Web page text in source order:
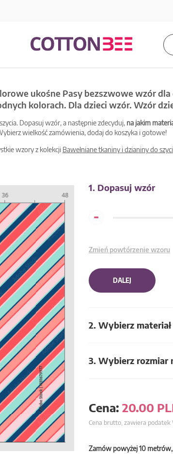
ukośne Pasy bezszwowe wzór
kolorach. Dla dzieci wzór. Wzór
Dopasuj wzór, a następnie zdecyduj, na jakim
wielkość zamówienia, dodaj do koszyka i gotowe!
wzory z kolekcji Bawełniane tkaniny i dzianiny do
1. Dopasuj wzór
-
Zmień powtórzenie wzoru
DALEJ
2. Wybierz materiał
3. Wybierz rozmiar
Cena: 20.00
Cena brutto, zawiera podatek
Zamów powyżej 10